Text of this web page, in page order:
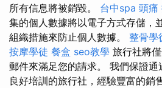
所有信息將被銷毀。 台中spa 頭痛
集的個人數據將以電子方式存儲，
組織措施來防止個人數據。 整骨學
按摩學徒 餐盒 seo教學 旅行社將
郵件來滿足您的請求。 我們保證通
良好培訓的旅行社，經驗豐富的銷